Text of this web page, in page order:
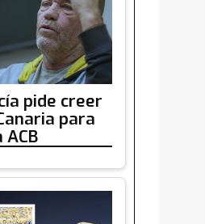
pide creer
para